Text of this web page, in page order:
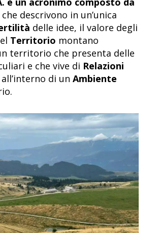
che descrivono in un’unica
delle idee, il valore degli
Territorio montano
territorio che presenta delle
e che vive di Relazioni
di un Ambiente